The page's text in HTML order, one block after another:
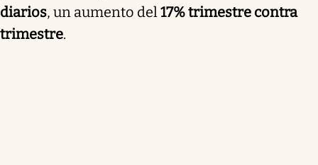
diarios, un aumento del17% trimestre contra
trimestre.